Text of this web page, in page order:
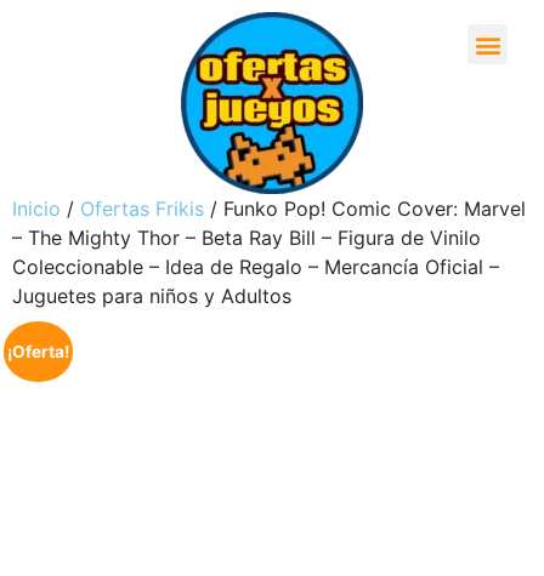
Inicio / Ofertas Frikis / Funko Pop! Comic Cover: Marvel
– The Mighty Thor – Beta Ray Bill – Figura de Vinilo
Coleccionable – Idea de Regalo – Mercancía Oficial –
Juguetes para niños y Adultos
¡Oferta!